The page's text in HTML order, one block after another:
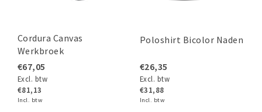
Cordura Canvas
Werkbroek
€67,05
Excl. btw
€81,13
Incl. btw
Poloshirt Bicolor Naden
€26,35
Excl. btw
€31,88
Incl. btw